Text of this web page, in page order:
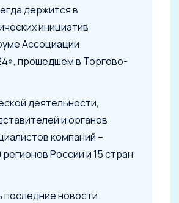
держится в
инициатив
Ассоциации
прошедшем в Торгово-
деятельности,
и органов
компаний –
России и 15 стран
последние новости